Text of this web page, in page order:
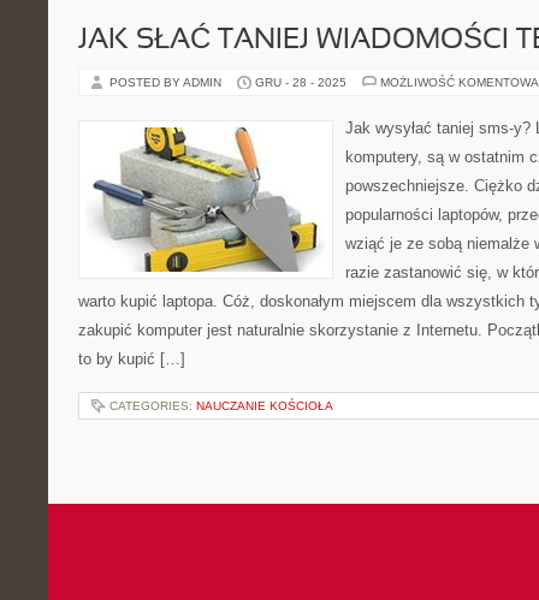
JAK SŁAĆ TANIEJ WIADOMOŚCI
POSTED BY ADMIN GRU - 28 - 2025 MOŻLIWOŚĆ
Jak wysyłać taniej sms-y?
komputery, są w ostatnim
powszechniejsze. Ciężko
popularności laptopów,
wziąć je ze sobą niemalże
razie zastanowić się, w
warto kupić laptopa. Cóż, doskonałym miejscem dla wszystkich
zakupić komputer jest naturalnie skorzystanie z Internetu.
to by kupić […]
CATEGORIES: NAUCZANIE KOŚCIOŁA